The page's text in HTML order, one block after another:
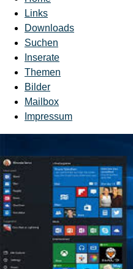
Links
Downloads
Suchen
Inserate
Themen
Bilder
Mailbox
Impressum